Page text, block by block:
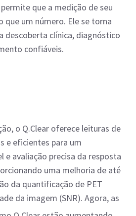
que a medição de seu
que um número. Ele se torna
descoberta clínica, diagnóstico
confiáveis.
o Q.Clear oferece leituras de
e eficientes para um
e avaliação precisa da resposta
uma melhoria de até
da quantificação de PET
da imagem (SNR). Agora, as